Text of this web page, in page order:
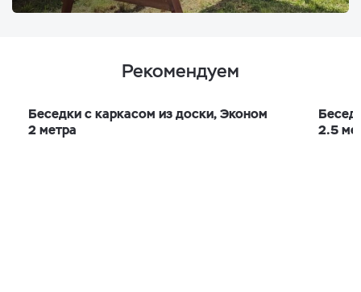
Рекомендуем
Беседки с каркасом из доски, Эконом
2 метра
2.5